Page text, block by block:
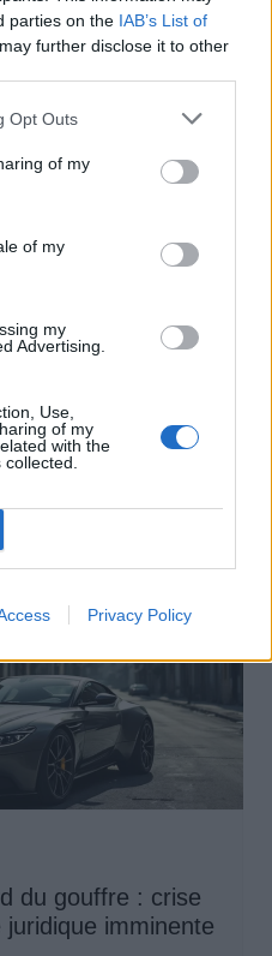
parties on the IAB’s List of
further disclose it to other
Opt Outs
of my
of my
my
Advertising.
Use,
of my
with the
Privacy Policy
stop disparaît
du gouffre : crise
imminente